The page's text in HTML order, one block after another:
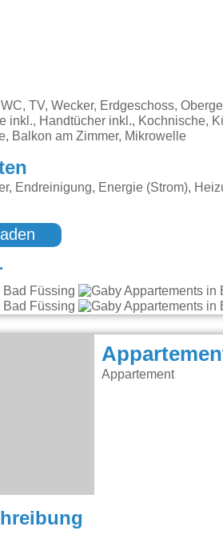
TV, Wecker, Erdgeschoss,
inkl., Handtücher inkl., Kochnische,
Balkon am Zimmer, Mikrowelle
Endreinigung, Energie (Strom),
Appartement